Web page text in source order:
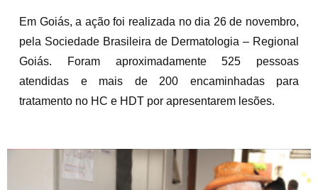
Em Goiás, a ação foi realizada no dia 26 de novembro,
pela Sociedade Brasileira de Dermatologia – Regional
Goiás. Foram aproximadamente 525 pessoas
atendidas e mais de 200 encaminhadas para
tratamento no HC e HDT por apresentarem lesões.